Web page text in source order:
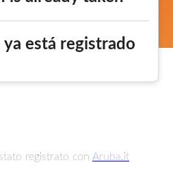
ya está registrado
registrato con Aruba.it